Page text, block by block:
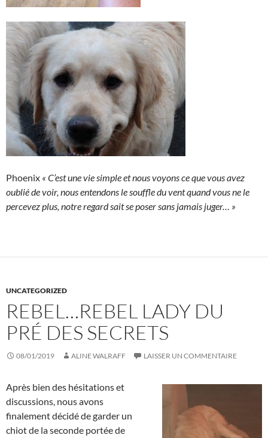
Phoenix « C’est une vie simple et nous voyons ce que vous avez
oublié de voir, nous entendons le souffle du vent quand vous ne le
percevez plus, notre regard sait se poser sans jamais juger… »
UNCATEGORIZED
REBEL…REBEL LADY DU
PRÉ DES SECRETS
08/01/2019 ALINE WALRAFF LAISSER UN COMMENTAIRE
Après bien des hésitations et
discussions, nous avons
finalement décidé de garder un
chiot de la seconde portée de